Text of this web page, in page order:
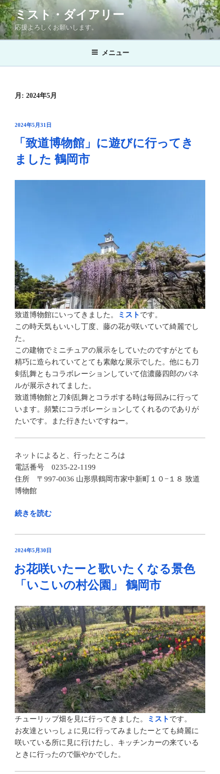
コ
ン
テ
ン
へ
ミスト・ダイアリー
応援よろしくお願いします。
メニュー
月: 2024年5月
投
日:
2024年5月31日
「致道博物館」に遊びに行ってき
ました 鶴岡市
致道博物館にいってきました。 ミスト です。
この時天気もいいし丁度、藤の花が咲いていて綺麗でし
た。
この建物でミニチュアの展示をしていたのですがとても
精巧に造られていてとても素敵な展示でした。他にも刀
剣乱舞ともコラボレーションしていて信濃藤四郎のパネ
ルが展示されてました。
致道博物館と刀剣乱舞とコラボする時は毎回みに行って
います。頻繁にコラボレーションしてくれるのでありが
たいです。また行きたいですねー。
ネットによると、行ったところは
電話番号 0235-22-1199
住所 〒997-0036 山形県鶴岡市家中新町１０−１８ 致道
博物館
“「致
博
物
に
遊
に
行
っ
て
き
ま
し
た
鶴
岡
市”
の
続きを読む
投
日:
2024年5月30日
お花咲いたーと歌いたくなる景色
「いこいの村公園」 鶴岡市
チューリップ畑を見に行ってきました。 ミスト です。
お友達といっしょに見に行ってみましたーとても綺麗に
咲いている所に見に行けたし、キッチンカーの来ている
ときに行ったので賑やかでした。